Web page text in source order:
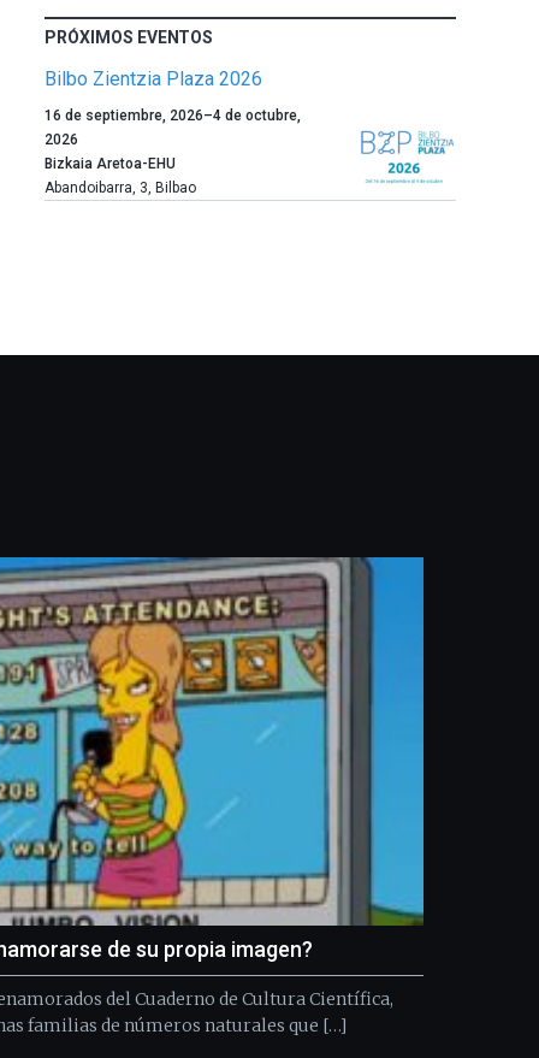
PRÓXIMOS EVENTOS
Bilbo Zientzia Plaza 2026
Un
año
más,
Bilbao
la
Plaza
(BZP),
un
festival
que
llenará
la
ciudad
monólogos,
exposiciones,
conferencias,
docufórums
y
espectáculos
ciencia
del
16
de
16 de septiembre, 2026–4 de octubre,
2026
Bizkaia Aretoa-EHU
Abandoibarra, 3, Bilbao
de su propia imagen?
del Cuaderno de Cultura Científica,
familias de números naturales que […]